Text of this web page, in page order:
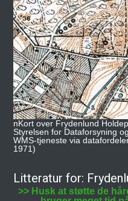
nKort over Frydenlund
Styrelsen for Dataforsyning
WMS-tjeneste via
1971)
Litteratur for:
>> Husk at støtte de